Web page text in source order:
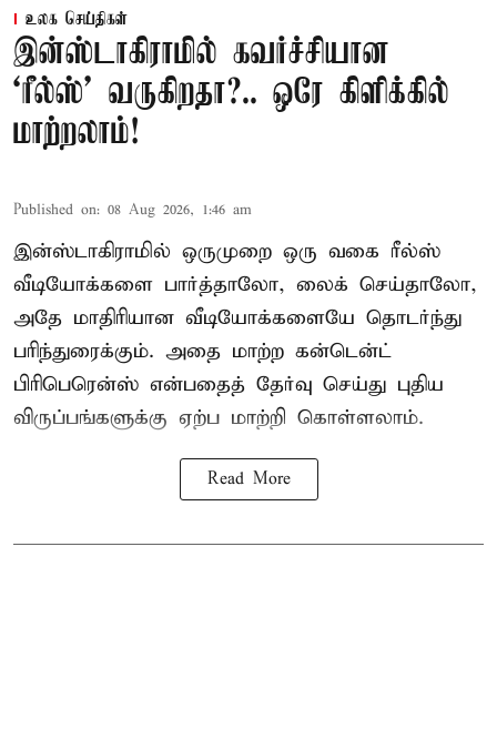
உலக செய்திகள்
இன்ஸ்டாகிராமில் கவர்ச்சியான
‘ரீல்ஸ்’ வருகிறதா?.. ஒரே கிளிக்கில்
மாற்றலாம்!
Published on: 08 Aug 2026, 1:46 am
இன்ஸ்டாகிராமில் ஒருமுறை ஒரு வகை ரீல்ஸ்
வீடியோக்களை பார்த்தாலோ, லைக் செய்தாலோ,
அதே மாதிரியான வீடியோக்களையே தொடர்ந்து
பரிந்துரைக்கும். அதை மாற்ற கன்டென்ட்
பிரிபெரென்ஸ் என்பதைத் தேர்வு செய்து புதிய
விருப்பங்களுக்கு ஏற்ப மாற்றி கொள்ளலாம்.
Read More